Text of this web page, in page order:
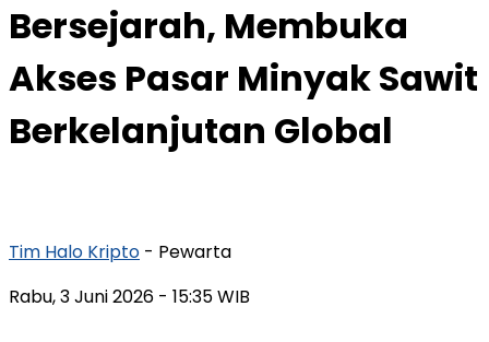
Bersejarah, Membuka
Akses Pasar Minyak Sawit
Berkelanjutan Global
Tim Halo Kripto - Pewarta
Rabu, 3 Juni 2026 - 15:35 WIB